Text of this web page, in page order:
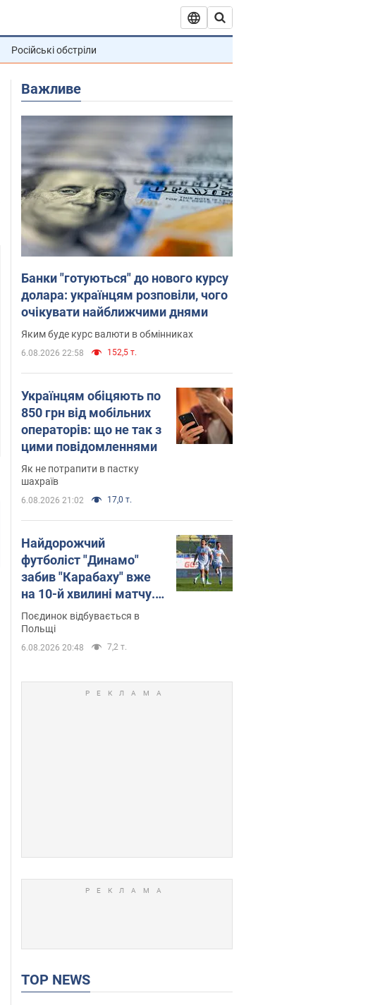
Російські обстріли
Важливе
Банки "готуються" до нового курсу
долара: українцям розповіли, чого
очікувати найближчими днями
Яким буде курс валюти в обмінниках
6.08.2026 22:58 152,5 т.
Українцям обіцяють по
850 грн від мобільних
операторів: що не так з
цими повідомленнями
Як не потрапити в пастку
шахраїв
6.08.2026 21:02 17,0 т.
Найдорожчий
футболіст "Динамо"
забив "Карабаху" вже
на 10-й хвилині матчу.
Відео
Поєдинок відбувається в
Польщі
6.08.2026 20:48 7,2 т.
TOP NEWS